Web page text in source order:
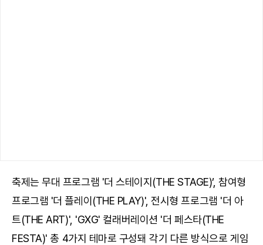
축제는 무대 프로그램 '더 스테이지(THE STAGE)’, 참여형
프로그램 '더 플레이(THE PLAY)', 전시형 프로그램 '더 아
트(THE ART)', 'GXG' 컬래버레이션 '더 페스타(THE
FESTA)' 총 4가지 테마로 구성돼 각기 다른 방식으로 게임